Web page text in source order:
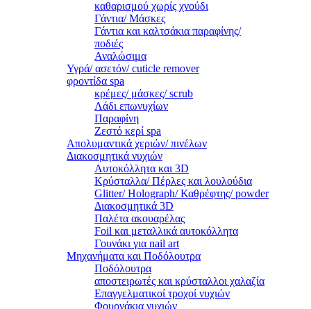
καθαρισμού χωρίς χνούδι
Γάντια/ Μάσκες
Γάντια και καλτσάκια παραφίνης/
ποδιές
Αναλώσιμα
Υγρά/ ασετόν/ cuticle remover
φροντίδα spa
κρέμες/ μάσκες/ scrub
Λάδι επωνυχίων
Παραφίνη
Ζεστό κερί spa
Απολυμαντικά χεριών/ πινέλων
Διακοσμητικά νυχιών
Αυτοκόλλητα και 3D
Κρύσταλλα/ Πέρλες και λουλούδια
Glitter/ Holograph/ Καθρέφτης/ powder
Διακοσμητικά 3D
Παλέτα ακουαρέλας
Foil και μεταλλικά αυτοκόλλητα
Γουνάκι για nail art
Μηχανήματα και Ποδόλουτρα
Ποδόλουτρα
αποστειρωτές και κρύσταλλοι χαλαζία
Επαγγελματικοί τροχοί νυχιών
Φουρνάκια νυχιών